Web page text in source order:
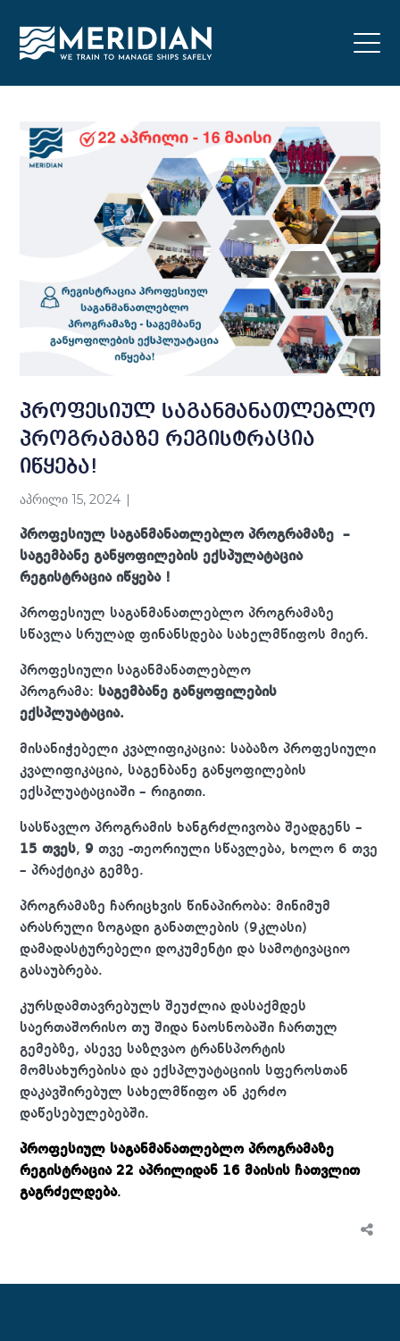
პროფესიულ საგანმანათლებლო
პროგრამაზე რეგისტრაცია
იწყება!
აპრილი 15, 2024
პროფესიულ საგანმანათლებლო პროგრამაზე –
საგემბანე განყოფილების ექსპულატაცია
რეგისტრაცია იწყება !
პროფესიულ საგანმანათლებლო პროგრამაზე
სწავლა სრულად ფინანსდება სახელმწიფოს მიერ.
პროფესიული საგანმანათლებლო
პროგრამა: საგემბანე განყოფილების
ექსპლუატაცია.
მისანიჭებელი კვალიფიკაცია: საბაზო პროფესიული
კვალიფიკაცია, საგენბანე განყოფილების
ექსპლუატაციაში – რიგითი.
სასწავლო პროგრამის ხანგრძლივობა შეადგენს –
15 თვეს,9თვე -თეორიული სწავლება, ხოლო 6 თვე
– პრაქტიკა გემზე.
პროგრამაზე ჩარიცხვის წინაპირობა: მინიმუმ
არასრული ზოგადი განათლების (9კლასი)
დამადასტურებელი დოკუმენტი და სამოტივაციო
გასაუბრება.
კურსდამთავრებულს შეუძლია დასაქმდეს
საერთაშორისო თუ შიდა ნაოსნობაში ჩართულ
გემებზე, ასევე საზღვაო ტრანსპორტის
მომსახურებისა და ექსპლუატაციის სფეროსთან
დაკავშირებულ სახელმწიფო ან კერძო
დაწესებულებებში.
პროფესიულ საგანმანათლებლო პროგრამაზე
რეგისტრაცია 22 აპრილიდან 16 მაისის ჩათვლით
გაგრძელდება.